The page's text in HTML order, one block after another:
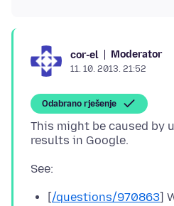
cor-el Moderator
11. 10. 2013. 21:52
Odabrano rješenje
This might be caused by
[/questions/970863]